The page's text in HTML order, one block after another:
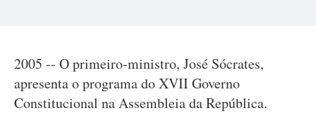
2005 -- O primeiro-ministro, José Sócrates,
apresenta o programa do XVII Governo
Constitucional na Assembleia da República.